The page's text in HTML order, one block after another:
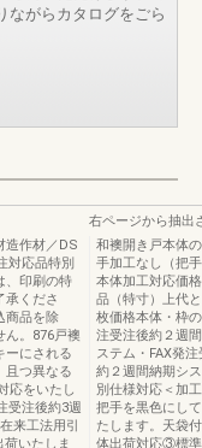
ながらカタログをごら
造作材／DS
対応品特別
、印刷の特
承くださ
商品を除
ん。876戸襖
ーにされる
且つ異なる
応をいたし
受注後約3週
来工法用引
いたしま
右ページから抽出
和襖開き戸本体
手加工なし（把
本体加工対応価
品（特寸）上代
枚価格本体・枠
注受注後約２週
ステム・FAX発
約２週間納期シ
別仕様対応＜加
把手を黒色にし
たします。天袋
体出荷対応③標